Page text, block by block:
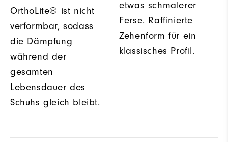
OrthoLite® ist nicht
verformbar, sodass
die Dämpfung
während der
gesamten
Lebensdauer des
Schuhs gleich bleibt.
etwas schmalerer
Ferse. Raffinierte
Zehenform für ein
klassisches Profil.